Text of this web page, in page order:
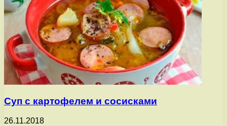
Суп с картофелем и сосисками
26.11.2018